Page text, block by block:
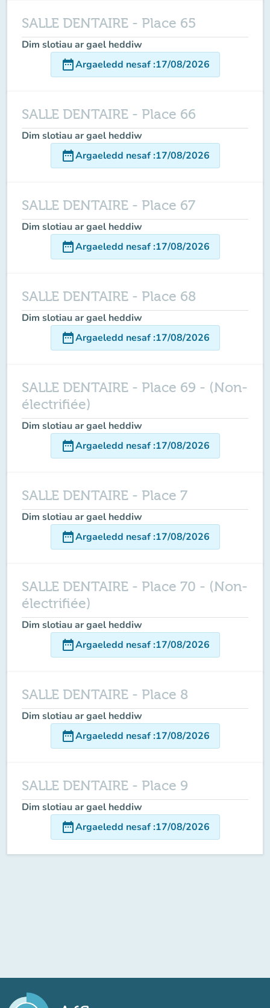
SALLE DENTAIRE - Place 65
Dim slotiau ar gael heddiw
date_rangeArgaeledd nesaf:17/08/2026
SALLE DENTAIRE - Place 66
Dim slotiau ar gael heddiw
date_rangeArgaeledd nesaf:17/08/2026
SALLE DENTAIRE - Place 67
Dim slotiau ar gael heddiw
date_rangeArgaeledd nesaf:17/08/2026
SALLE DENTAIRE - Place 68
Dim slotiau ar gael heddiw
date_rangeArgaeledd nesaf:17/08/2026
SALLE DENTAIRE - Place 69 - (Non-
électrifiée)
Dim slotiau ar gael heddiw
date_rangeArgaeledd nesaf:17/08/2026
SALLE DENTAIRE - Place 7
Dim slotiau ar gael heddiw
date_rangeArgaeledd nesaf:17/08/2026
SALLE DENTAIRE - Place 70 - (Non-
électrifiée)
Dim slotiau ar gael heddiw
date_rangeArgaeledd nesaf:17/08/2026
SALLE DENTAIRE - Place 8
Dim slotiau ar gael heddiw
date_rangeArgaeledd nesaf:17/08/2026
SALLE DENTAIRE - Place 9
Dim slotiau ar gael heddiw
date_rangeArgaeledd nesaf:17/08/2026